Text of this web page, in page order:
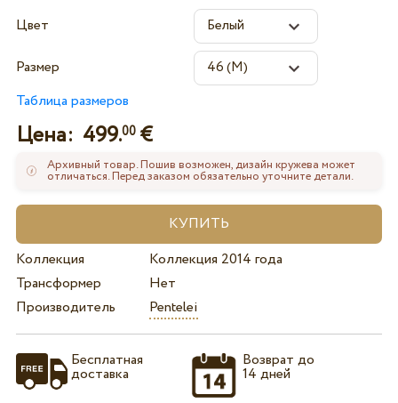
Цвет
Размер
Таблица размеров
Цена: 499.00€
Архивный товар. Пошив возможен, дизайн кружева может
отличаться. Перед заказом обязательно уточните детали.
Коллекция
Коллекция 2014 года
Трансформер
Нет
Производитель
Pentelei
Бесплатная
доставка
Возврат до
14 дней